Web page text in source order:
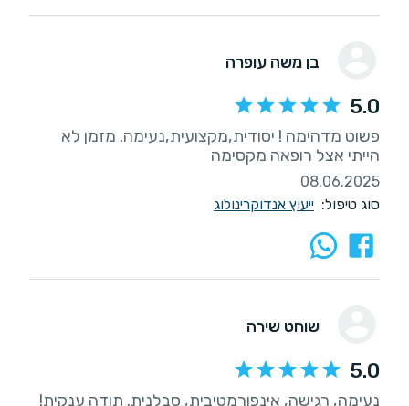
בן משה עופרה
5.0
פשוט מדהימה ! יסודית,מקצועית,נעימה. מזמן לא
הייתי אצל רופאה מקסימה
08.06.2025
סוג טיפול: ייעוץ אנדוקרינולוג
שוחט שירה
5.0
נעימה, רגישה, אינפורמטיבית, סבלנית. תודה ענקית!